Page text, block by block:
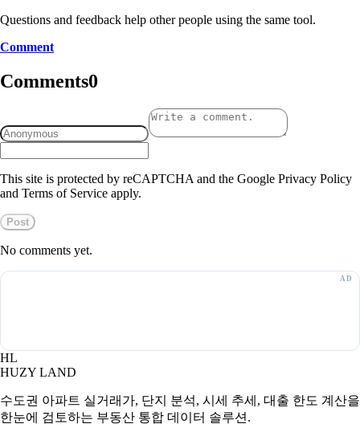
Questions and feedback help other people using the same tool.
Comment
Comments0
This site is protected by reCAPTCHA and the Google Privacy Policy
and Terms of Service apply.
Post
No comments yet.
HL
HUZY LAND
수도권 아파트 실거래가, 단지 분석, 시세 추세, 대출 한도 계산을
한눈에 검토하는 부동산 통합 데이터 솔루션.